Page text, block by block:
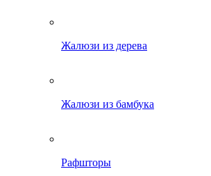
Жалюзи из дерева
Жалюзи из бамбука
Рафшторы